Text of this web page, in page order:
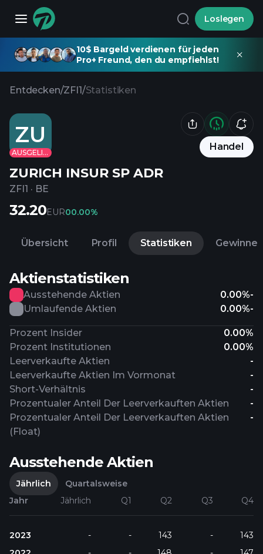
Loslegen
10$ Bargeld verdienen für jeden
Pro+ Freund, den du empfiehlst!
Entdecken/ZFI1/Statistiken
ZU
AUSGELISTET
Handel
ZURICH INSUR SP ADR
ZFI1 · BE
32.20EUR00.00%
Übersicht Profil Statistiken Gewinne
Aktienstatistiken
Ausstehende Aktien 0.00%-
Umlaufende Aktien
0.00%-
Prozent Insider
0.00%
Prozent Institutionen
0.00%
Leerverkaufte Aktien
-
Leerverkaufte Aktien Im Vormonat
-
Short-Verhältnis
-
Prozentualer Anteil Der Leerverkauften Aktien
-
Prozentualer Anteil Der Leerverkauften Aktien
(Float)
-
Ausstehende Aktien
Jährlich
Quartalsweise
Jahr
Jährlich Q1 Q2 Q3 Q4
2023 - - 143 -
143